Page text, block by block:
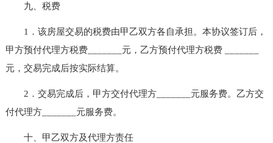
九、税费
1．该房屋交易的税费由甲乙双方各自承担。本协议签订后，
甲方预付代理方税费_______元，乙方预付代理方税费 _______
元，交易完成后按实际结算。
2．交易完成后，甲方交付代理方_______元服务费。乙方交
付代理方_______元服务费。
十、甲乙双方及代理方责任